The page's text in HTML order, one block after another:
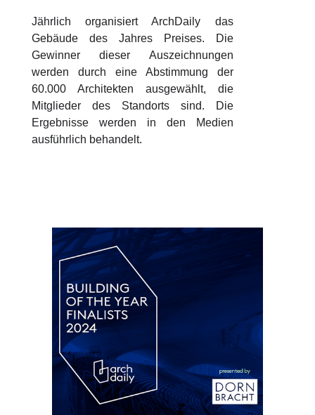
Jährlich organisiert ArchDaily das
Gebäude des Jahres Preises. Die
Gewinner dieser Auszeichnungen
werden durch eine Abstimmung der
60.000 Architekten ausgewählt, die
Mitglieder des Standorts sind. Die
Ergebnisse werden in den Medien
ausführlich behandelt.